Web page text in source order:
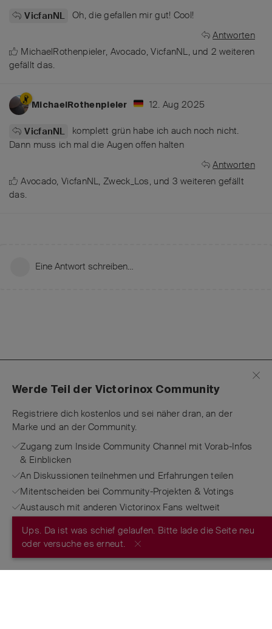
VicfanNL
Oh, die gefallen mir gut! Cool!
Antworten
MichaelRothenpieler, Avocado,VicfanNL, und 2 weiteren
gefällt das.
MichaelRothenpieler 12. Aug 2025
VicfanNL
komplett grün habe ich auch noch nicht.
Dann muss ich mal die Augen offen halten
Antworten
Avocado,VicfanNL,Zweck_Los, und 3 weiteren gefällt
das.
Eine Antwort schreiben…
Ups. Da ist was schief gelaufen. Bitte lade die Seite neu
oder versuche es erneut.
Werde Teil der Victorinox Community
Registriere dich kostenlos und sei näher dran, an der
Marke und an der Community.
Zugang zum Inside Community Channel mit Vorab-Infos
& Einblicken
An Diskussionen teilnehmen und Erfahrungen teilen
Mitentscheiden bei Community-Projekten & Votings
Austausch mit anderen Victorinox Fans weltweit
JETZT REGISTRIEREN